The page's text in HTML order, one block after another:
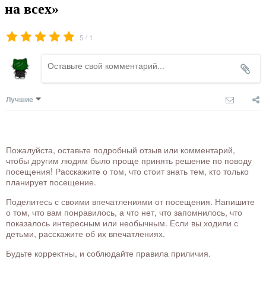
на всех»
5 / 1
Лучшие
Пожалуйста, оставьте подробный отзыв или комментарий,
чтобы другим людям было проще принять решение по поводу
посещения! Расскажите о том, что стоит знать тем, кто только
планирует посещение.
Поделитесь с своими впечатлениями от посещения. Напишите
о том, что вам понравилось, а что нет, что запомнилось, что
показалось интересным или необычным. Если вы ходили с
детьми, расскажите об их впечатлениях.
Будьте корректны, и соблюдайте правила приличия.